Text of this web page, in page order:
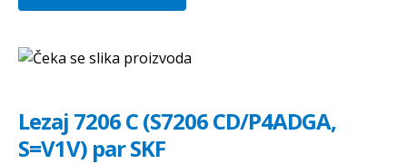
O nama
Kontakt
Lezaj 7206 C (S7206 CD/P4ADGA,
S=V1V) par SKF